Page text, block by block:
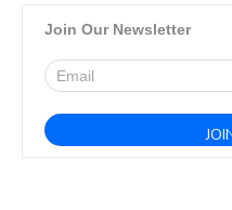
Join Our Newsletter